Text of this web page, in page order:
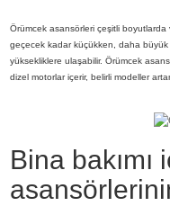
Örümcek asansörleri çeşitli boyutlarda
geçecek kadar küçükken, daha
yüksekliklere ulaşabilir. Örümcek
dizel motorlar içerir, belirli modeller
Bina